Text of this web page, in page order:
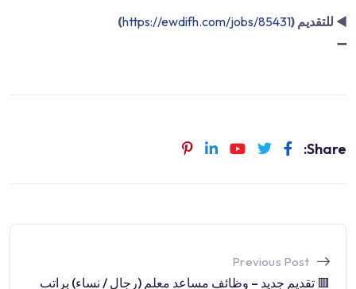
◀️ للتقديم (https://ewdifh.com/jobs/85431
)
➖
Share:
Previous Post
🟥 تقديم جديد – وظائف مساعد معلم (رجال / نساء) براتب